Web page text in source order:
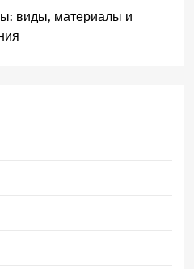
виды, материалы и